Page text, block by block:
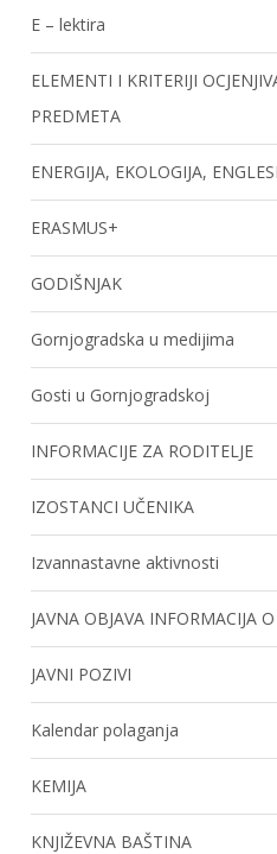
E – lektira
ELEMENTI I KRITERIJI
PREDMETA
ENERGIJA, EKOLOGIJA,
ERASMUS+
GODIŠNJAK
Gornjogradska u medijima
Gosti u Gornjogradskoj
INFORMACIJE ZA RODITELJE
IZOSTANCI UČENIKA
Izvannastavne aktivnosti
JAVNA OBJAVA INFORMACIJA
JAVNI POZIVI
Kalendar polaganja
KEMIJA
KNJIŽEVNA BAŠTINA